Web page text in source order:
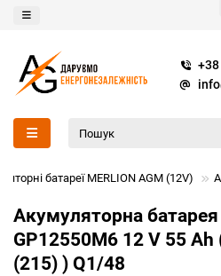
батареї MERLION AGM (12V)
Акумуляторна батарея
GP12550M6 12 V 55 Ah
(215) ) Q1/48